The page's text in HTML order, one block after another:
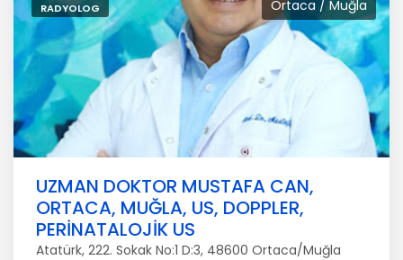
Ortaca / Muğla
RADYOLOG
UZMAN DOKTOR MUSTAFA CAN,
ORTACA, MUĞLA, US, DOPPLER,
PERİNATALOJİK US
Atatürk, 222. Sokak No:1 D:3, 48600 Ortaca/Muğla